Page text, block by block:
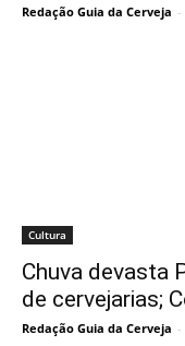
Redação Guia da Cerveja -
Cultura
Chuva devasta
de cervejarias;
Redação Guia da Cerveja -